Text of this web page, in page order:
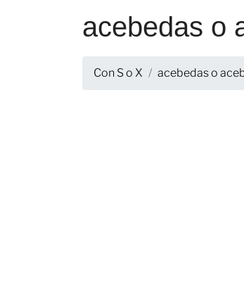
acebedas o
Con S o X acebedas o